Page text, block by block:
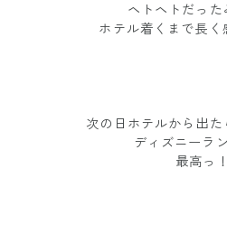
ヘトヘトだった
ホテル着くまで長
次の日ホテルから出
ディズニーラ
最高っ！